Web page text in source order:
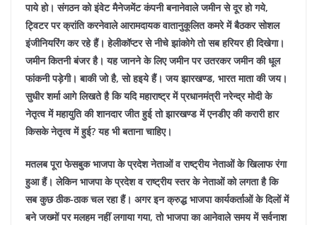
पाये हो। संगठन को इंवेट मैनेजमेंट कंपनी बनानेवाले जमीन से दूर हो गये,
ट्विटर पर क्रांति करनेवाले आरामदायक वातानुकूलित कमरे में बैठकर सोशल
इंजीनियरिंग कर रहे हैं। हेलीकॉप्टर से नीचे झांकोगे तो सब हरियर ही दिखेगा।
जमीन कितनी बंजर है। यह जानने के लिए जमीन पर उतरकर जमीन की धूल
फांकनी पड़ेगी। बाकी जो है, सो हइये हैं। जय झारखण्ड, भारत माता की जय।
सुधीर शर्मा आगे लिखते है कि यदि महाराष्ट्र में प्रधानमंत्री नरेन्द्र मोदी के
नेतृत्व में महायुति की शानदार जीत हुई तो झारखण्ड में एनडीए की करारी हार
किसके नेतृत्व में हुई? यह भी बताना चाहिए।
मतलब पूरा फेसबुक भाजपा के प्रदेश नेताओं व राष्ट्रीय नेताओं के खिलाफ रंगा
हुआ हैं। लेकिन भाजपा के प्रदेश व राष्ट्रीय स्तर के नेताओं को लगता है कि
सब कुछ ठीक-ठाक चल रहा हैं। अगर इन क्रुद्ध भाजपा कार्यकर्ताओं के दिलों में
बने जख्मों पर मलहम नहीं लगाया गया, तो भाजपा का आनेवाले समय में सर्वनाश